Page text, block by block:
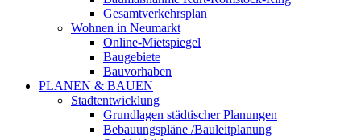
Gesamtverkehrsplan
Wohnen in Neumarkt
Online-Mietspiegel
Baugebiete
Bauvorhaben
PLANEN & BAUEN
Stadtentwicklung
Grundlagen städtischer Planungen
Bebauungspläne /Bauleitplanung